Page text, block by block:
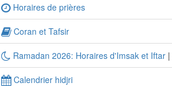
Horaires de prières
Coran et Tafsir
Ramadan 2026: Horaires d'Imsak et Iftar |
Calendrier hidjri